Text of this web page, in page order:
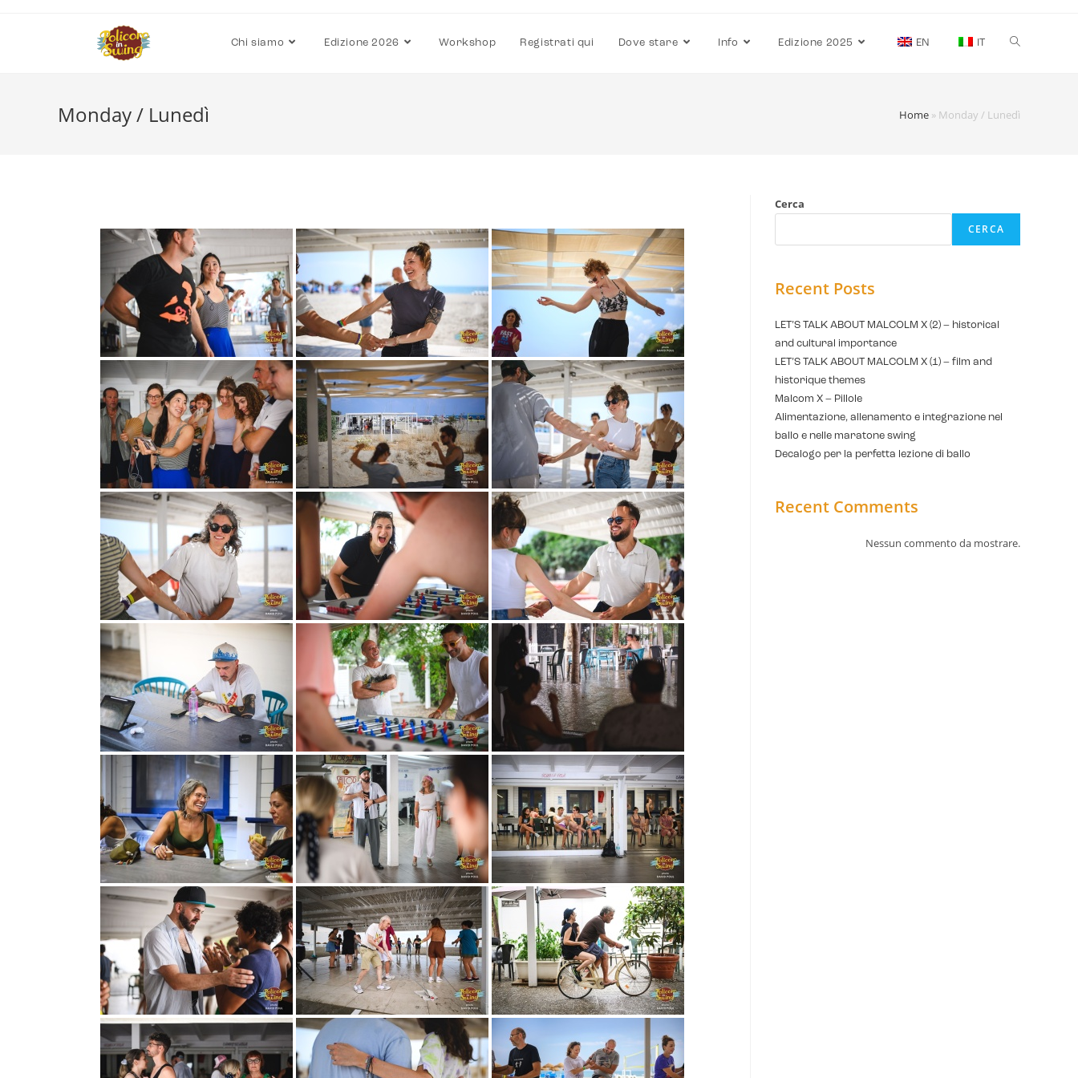
Chi siamo Edizione 2026 Workshop Registrati qui Dove stare Info Edizione 2025 EN IT
Monday / Lunedì Home » Monday / Lunedì
Cerca
CERCA
Recent Posts
LET’S TALK ABOUT MALCOLM X (2) – historical
and cultural importance
LET’S TALK ABOUT MALCOLM X (1) – film and
historique themes
Malcom X – Pillole
Alimentazione, allenamento e integrazione nel
ballo e nelle maratone swing
Decalogo per la perfetta lezione di ballo
Recent Comments
Nessun commento da mostrare.